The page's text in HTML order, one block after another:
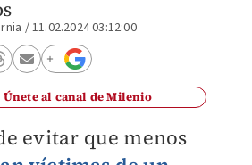
/11.02.2024 03:12:00
Únete al canal de Milenio
evitar que menos